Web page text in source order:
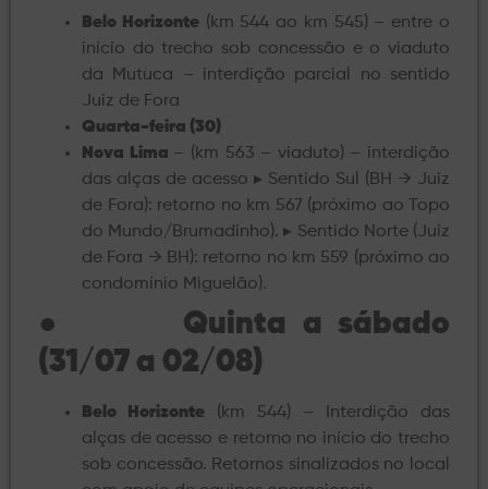
Belo Horizonte(km 544 ao km 545) – entre o
início do trecho sob concessão e o viaduto
da Mutuca – interdição parcial no sentido
Juiz de Fora
Quarta-feira (30)
Nova Lima – (km 563 – viaduto) – interdição
das alças de acesso ▸ Sentido Sul (BH → Juiz
de Fora): retorno no km 567 (próximo ao Topo
do Mundo/Brumadinho). ▸ Sentido Norte (Juiz
de Fora → BH): retorno no km 559 (próximo ao
condomínio Miguelão).
● Quinta a sábado
(31/07 a 02/08)
Belo Horizonte (km 544) – Interdição das
alças de acesso e retorno no início do trecho
sob concessão. Retornos sinalizados no local